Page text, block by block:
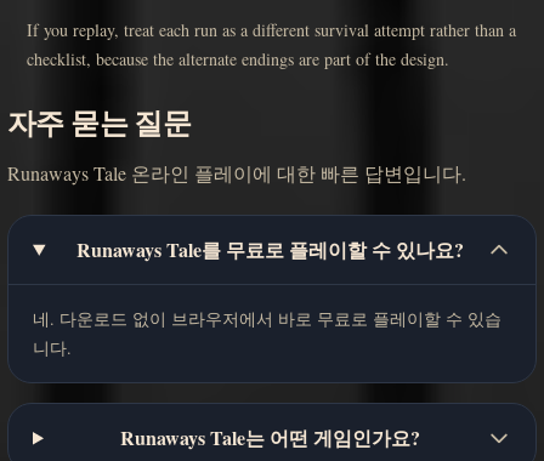
If you replay, treat each run as a different survival attempt rather than a
checklist, because the alternate endings are part of the design.
자주 묻는 질문
Runaways Tale 온라인 플레이에 대한 빠른 답변입니다.
Runaways Tale를 무료로 플레이할 수 있나요?
네. 다운로드 없이 브라우저에서 바로 무료로 플레이할 수 있습
니다.
Runaways Tale는 어떤 게임인가요?